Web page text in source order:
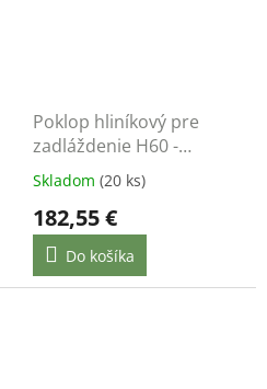
Poklop hliníkový pre
zadláždenie H60 -
500x500 - nosnosť do
12,5 t
Skladom (20 ks)
182,55 €
Do košíka